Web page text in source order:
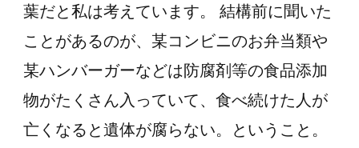
の
と
は？
葉だと私は考えています。 結構前に聞いた
ことがあるのが、某コンビニのお弁当類や
某ハンバーガーなどは防腐剤等の食品添加
物がたくさん入っていて、食べ続けた人が
亡くなると遺体が腐らない。ということ。